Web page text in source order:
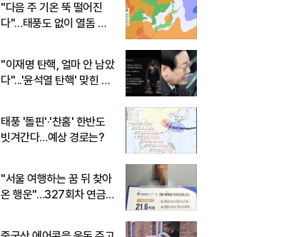
"다음 주 기온 뚝 떨어진
다"…태풍도 없이 열돔 박
"이재명 탄핵, 얼마 안 남았
다"...'윤석열 탄핵' 맞힌 무
태풍 '돌핀'·'찬홈' 한반도
빗겨간다…예상 경로는?
"서울 여행하는 꿈 뒤 찾아
온 행운"…327회차 연금